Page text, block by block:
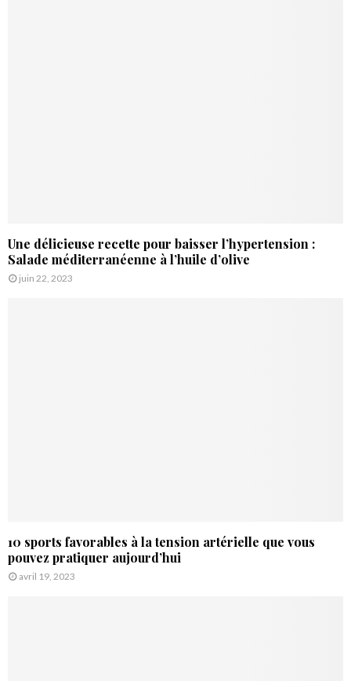
Une délicieuse recette pour baisser l’hypertension :
Salade méditerranéenne à l’huile d’olive
juin 22, 2023
10 sports favorables à la tension artérielle que vous
pouvez pratiquer aujourd’hui
avril 19, 2023